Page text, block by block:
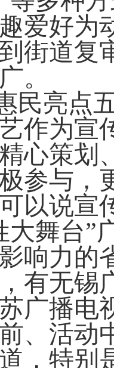
爱好为
街道复
。
亮点五
为宣传
心策划
参与，
以说宣
大舞台”
响力的
有无锡
广播电
、活动
，特别